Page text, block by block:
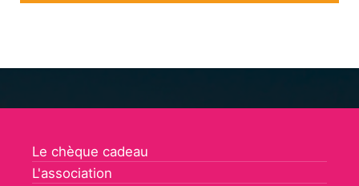
Le chèque cadeau
L'association